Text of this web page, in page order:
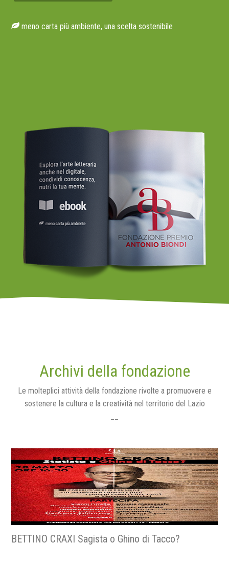
meno carta più ambiente, una scelta sostenibile
Archivi della fondazione
Le molteplici attività della fondazione rivolte a promuovere e
sostenere la cultura e la creatività nel territorio del Lazio
BETTINO CRAXI Sagista o Ghino di Tacco?